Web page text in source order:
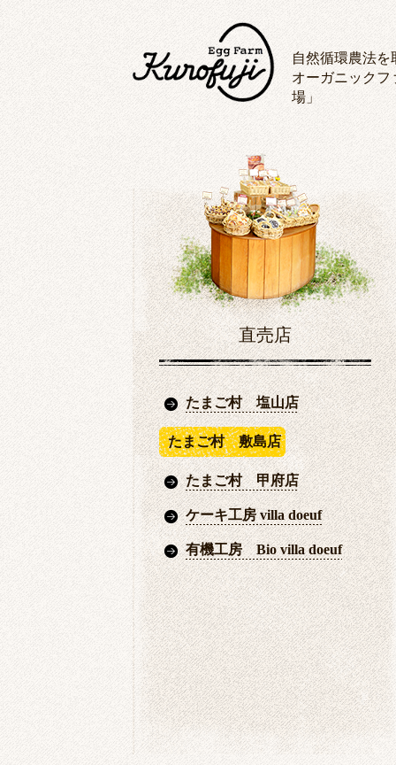
自然循環農法を
オーガニックフ
場」
直売店
たまご村 塩山店
たまご村 敷島店
たまご村 甲府店
ケーキ工房 villa doeuf
有機工房 Bio villa doeuf